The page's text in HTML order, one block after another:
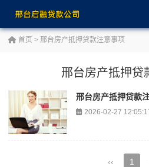
首页 > 邢台房产抵押贷款注意事项
邢台房产抵押贷
邢台房产抵押贷款
2026-02-27
‹‹ 1